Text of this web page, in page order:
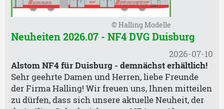
© Halling Modelle
Neuheiten 2026.07 - NF4 DVG Duisburg
2026-07-10
Alstom NF4 für Duisburg - demnächst erhältlich!
Sehr geehrte Damen und Herren, liebe Freunde
der Firma Halling! Wir freuen uns, Ihnen mitteilen
zu dürfen, dass sich unsere aktuelle Neuheit, der